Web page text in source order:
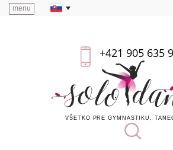
menu
+421 905 635
VŠETKO PRE GYMNASTIKU,